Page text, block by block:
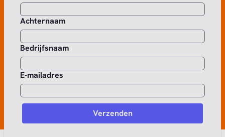
Achternaam
Bedrijfsnaam
E-mailadres